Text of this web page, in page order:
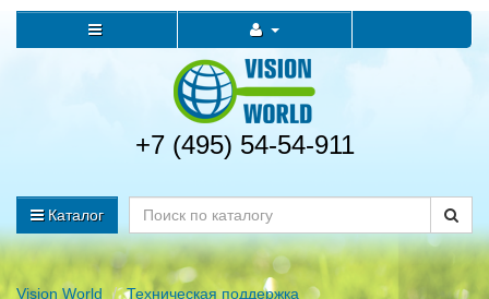
+7 (495) 54-54-911
Каталог
Vision World
Техническая поддержка